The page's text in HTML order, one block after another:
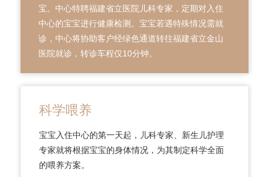
宝。中心特聘福建省立医院儿科专家，定期对入住
中心的宝宝进行健康检测。宝宝若遇特殊情况需就
诊，中心将协助客户经绿色通道转往福建省立金山
医院就诊，转诊车程仅10分钟。
科学喂养
宝宝入住中心的第一天起，儿科专家、新生儿护理
专家就将根据宝宝的身体情况，为其制定科学全面
的喂养方案。